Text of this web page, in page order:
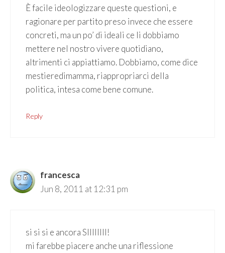
È facile ideologizzare queste questioni, e
ragionare per partito preso invece che essere
concreti, ma un po’ di ideali ce li dobbiamo
mettere nel nostro vivere quotidiano,
altrimenti ci appiattiamo. Dobbiamo, come dice
mestieredimamma, riappropriarci della
politica, intesa come bene comune.
Reply
francesca
Jun 8, 2011 at 12:31 pm
si si si e ancora SIIIIIIII!
mi farebbe piacere anche una riflessione